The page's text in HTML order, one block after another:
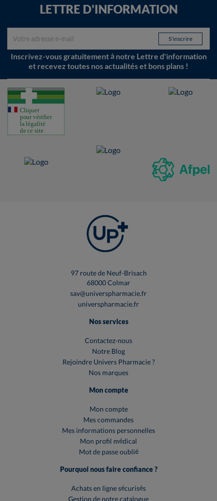
LETTRE D'INFORMATION
Inscrivez-vous gratuitement à notre Lettre d'information
et recevez toutes nos actualités et bons plans !
97 route de Neuf-Brisach
68000 Colmar
sav@universpharmacie.fr
universpharmacie.fr
Nos services
Contactez-nous
Notre Blog
Rejoindre Univers Pharmacie ?
Nos marques
Mon compte
Mon compte
Mes commandes
Mes informations personnelles
Mon profil médical
Mot de passe oublié
Pourquoi nous faire confiance ?
Achats en ligne sécurisés
Gestion de notre catalogue